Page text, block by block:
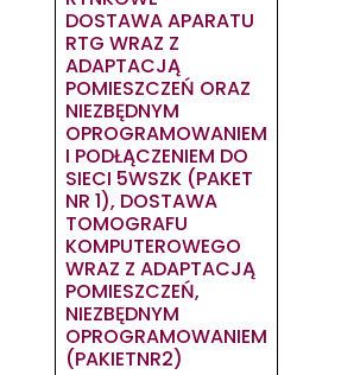
DOSTAWA APARATU
RTG WRAZ Z
ADAPTACJĄ
POMIESZCZEŃ ORAZ
NIEZBĘDNYM
OPROGRAMOWANIEM
I PODŁĄCZENIEM DO
SIECI 5WSZK (PAKET
NR 1), DOSTAWA
TOMOGRAFU
KOMPUTEROWEGO
WRAZ Z ADAPTACJĄ
POMIESZCZEŃ,
NIEZBĘDNYM
OPROGRAMOWANIEM
(PAKIETNR2)